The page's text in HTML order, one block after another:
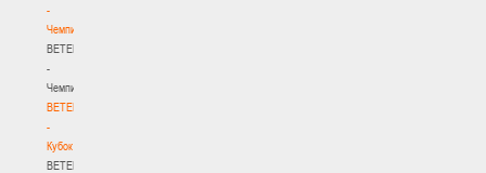
-
Чемпионат
BETERA
-
Чемпионат
BETERA
-
Кубок
BETERA